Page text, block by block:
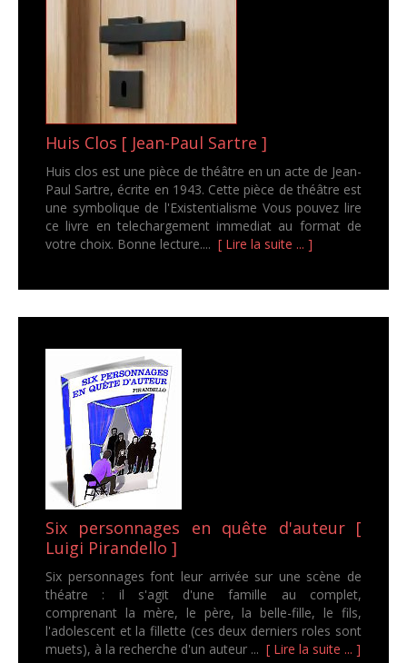
Huis Clos [ Jean-Paul Sartre ]
Huis clos est une pièce de théâtre en un acte de Jean-
Paul Sartre, écrite en 1943. Cette pièce de théâtre est
une symbolique de l'Existentialisme Vous pouvez lire
ce livre en telechargement immediat au format de
votre choix. Bonne lecture.... [ Lire la suite ... ]
Six personnages en quête d'auteur [
Luigi Pirandello ]
Six personnages font leur arrivée sur une scène de
théatre : il s'agit d'une famille au complet,
comprenant la mère, le père, la belle-fille, le fils,
l'adolescent et la fillette (ces deux derniers roles sont
muets), à la recherche d'un auteur ... [ Lire la suite ... ]